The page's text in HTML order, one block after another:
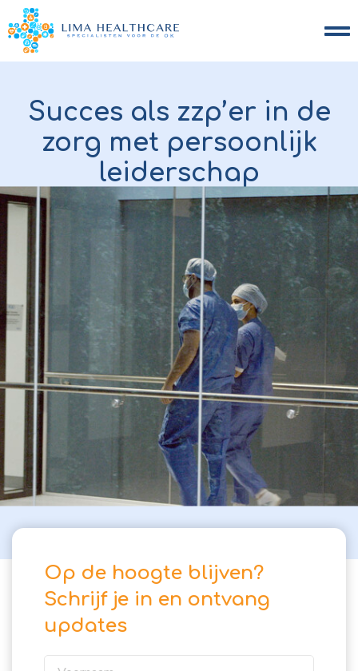
Succes als zzp’er in de
zorg met persoonlijk
leiderschap
Tamim Lalee November 10, 2023
Op de hoogte blijven?
Schrijf je in en ontvang
updates